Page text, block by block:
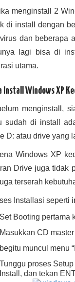
menginstall 2
di install dengan
dan beberapa
lagi bisa di
utama.
Install Windows XP
menginstall,
sudah di install
D: atau drive yang
Windows XP
Drive juga tidak
terserah
Installasi seperti
Set Booting pertama
Masukkan CD
begitu muncul menu
Tunggu proses
Install, dan tekan